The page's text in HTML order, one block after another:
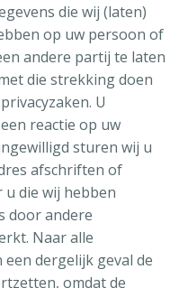
die wij (laten)
op uw persoon of
andere partij te laten
die strekking doen
U
reactie op uw
sturen wij u
afschriften of
u die wij hebben
door andere
Naar alle
dergelijk geval de
omdat de